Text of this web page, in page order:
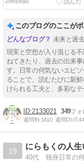
このブログのここが
未来と過
現実と空想が入り混じる
ねてきたり、過去の出来
す。日常の何気ないエピ
ることで、読むたびに新
けられる工夫と、多彩な
2133021 349
週間IN:1410 週間OUT:
19
にらもくの人